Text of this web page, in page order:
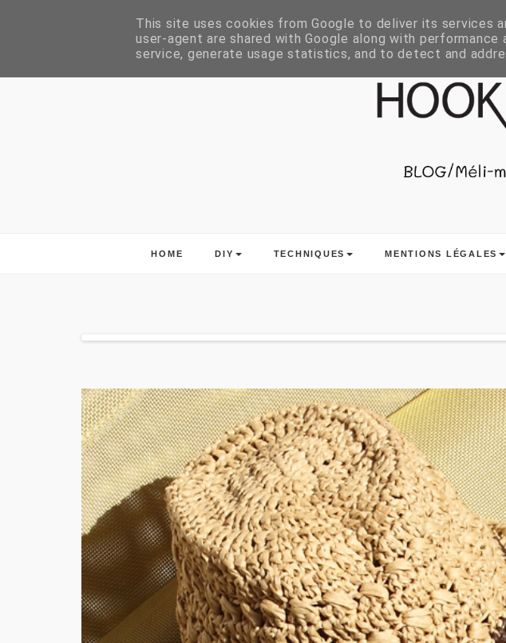
HOME DIY TECHNIQUES MENTIONS LÉGALES
This site uses cookies from Google to deliver its services
user-agent are shared with Google along with
service, generate usage statistics, and to detect and